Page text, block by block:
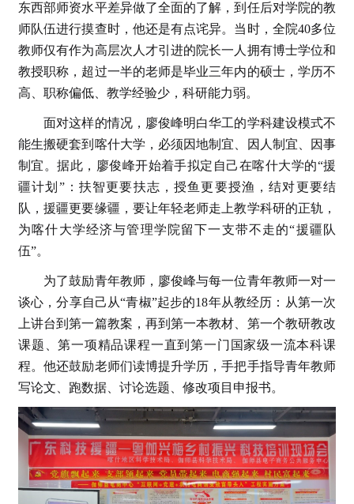
东西部师资水平差异做了全面的了解，到任后对学院的教
师队伍进行摸查时，他还是有点诧异。当时，全院40多位
教师仅有作为高层次人才引进的院长一人拥有博士学位和
教授职称，超过一半的老师是毕业三年内的硕士，学历不
高、职称偏低、教学经验少，科研能力弱。
面对这样的情况，廖俊峰明白华工的学科建设模式不
能生搬硬套到喀什大学，必须因地制宜、因人制宜、因事
制宜。据此，廖俊峰开始着手拟定自己在喀什大学的“援
疆计划”：扶智更要扶志，授鱼更要授渔，结对更要结
队，援疆更要缘疆，要让年轻老师走上教学科研的正轨，
为喀什大学经济与管理学院留下一支带不走的“援疆队
伍”。
为了鼓励青年教师，廖俊峰与每一位青年教师一对一
谈心，分享自己从“青椒”起步的18年从教经历：从第一次
上讲台到第一篇教案，再到第一本教材、第一个教研教改
课题、第一项精品课程一直到第一门国家级一流本科课
程。他还鼓励老师们读博提升学历，手把手指导青年教师
写论文、跑数据、讨论选题、修改项目申报书。